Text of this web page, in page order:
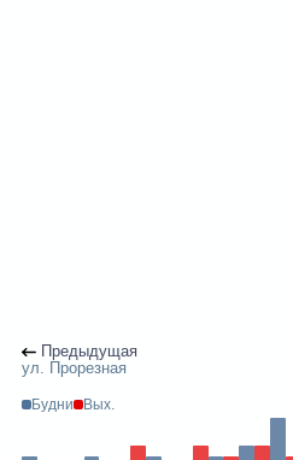
Предыдущая
ул. Прорезная
Будни Вых.